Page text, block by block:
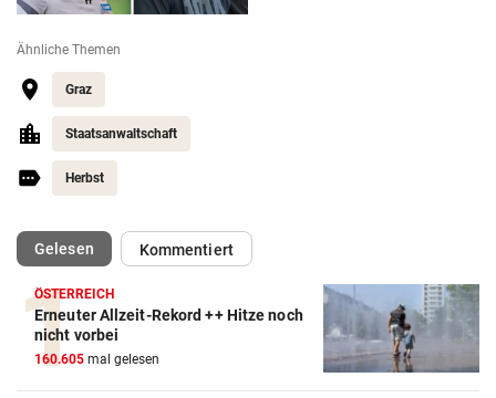
Ähnliche Themen
Graz
Staatsanwaltschaft
Herbst
Gelesen(ausgewählt)Kommentiert
ÖSTERREICH
Erneuter Allzeit-Rekord ++ Hitze noch
nicht vorbei
160.605 mal gelesen